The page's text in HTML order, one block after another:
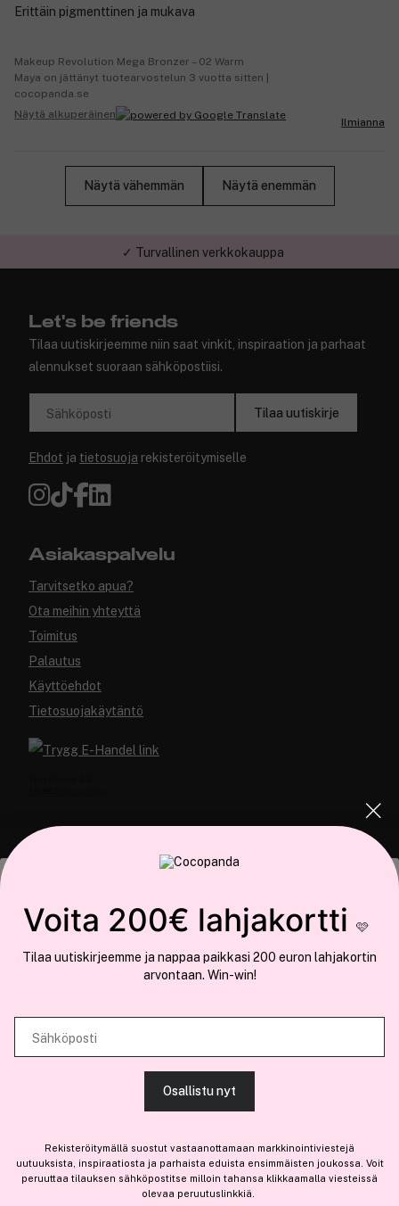
Tämä sivusto käyttää evästeitä
Käytämme evästeitä tarjoamamme sisällön ja mainosten
räätälöimiseen, sosiaalisen median ominaisuuksien tukemiseen ja
käytät sivustoamme. Kumppanimme voivat yhdistää näitä tietoja muihin
Erittäin pigmenttinen ja mukava
Makeup Revolution Mega Bronzer – 02 Warm
Maya on jättänyt tuotearvostelun 3 vuotta sitten |
cocopanda.se
Näytä alkuperäinen
Ilmianna
Näytä vähemmän Näytä enemmän
✓ Turvallinen verkkokauppa
Let's be friends
Tilaa uutiskirjeemme niin saat vinkit, inspiraation ja parhaat
alennukset suoraan sähköpostiisi.
Sähköposti Tilaa uutiskirje
Ehdot ja tietosuoja rekisteröitymiselle
Asiakaspalvelu
Tarvitsetko apua?
Ota meihin yhteyttä
Toimitus
Palautus
Käyttöehdot
Tietosuojakäytäntö
Meistä
Jos haluat henkilökohtaista neuvoa ammattitason hiustuotteista,
Voita 200€ lahjakortti 🩷
Tilaa uutiskirjeemme ja nappaa paikkasi 200 euron lahjakortin
arvontaan. Win-win!
Sähköposti
Osallistu nyt
Rekisteröitymällä suostut vastaanottamaan markkinointiviestejä
uutuuksista, inspiraatiosta ja parhaista eduista ensimmäisten joukossa. Voit
peruuttaa tilauksen sähköpostitse milloin tahansa klikkaamalla viesteissä
olevaa peruutuslinkkiä.